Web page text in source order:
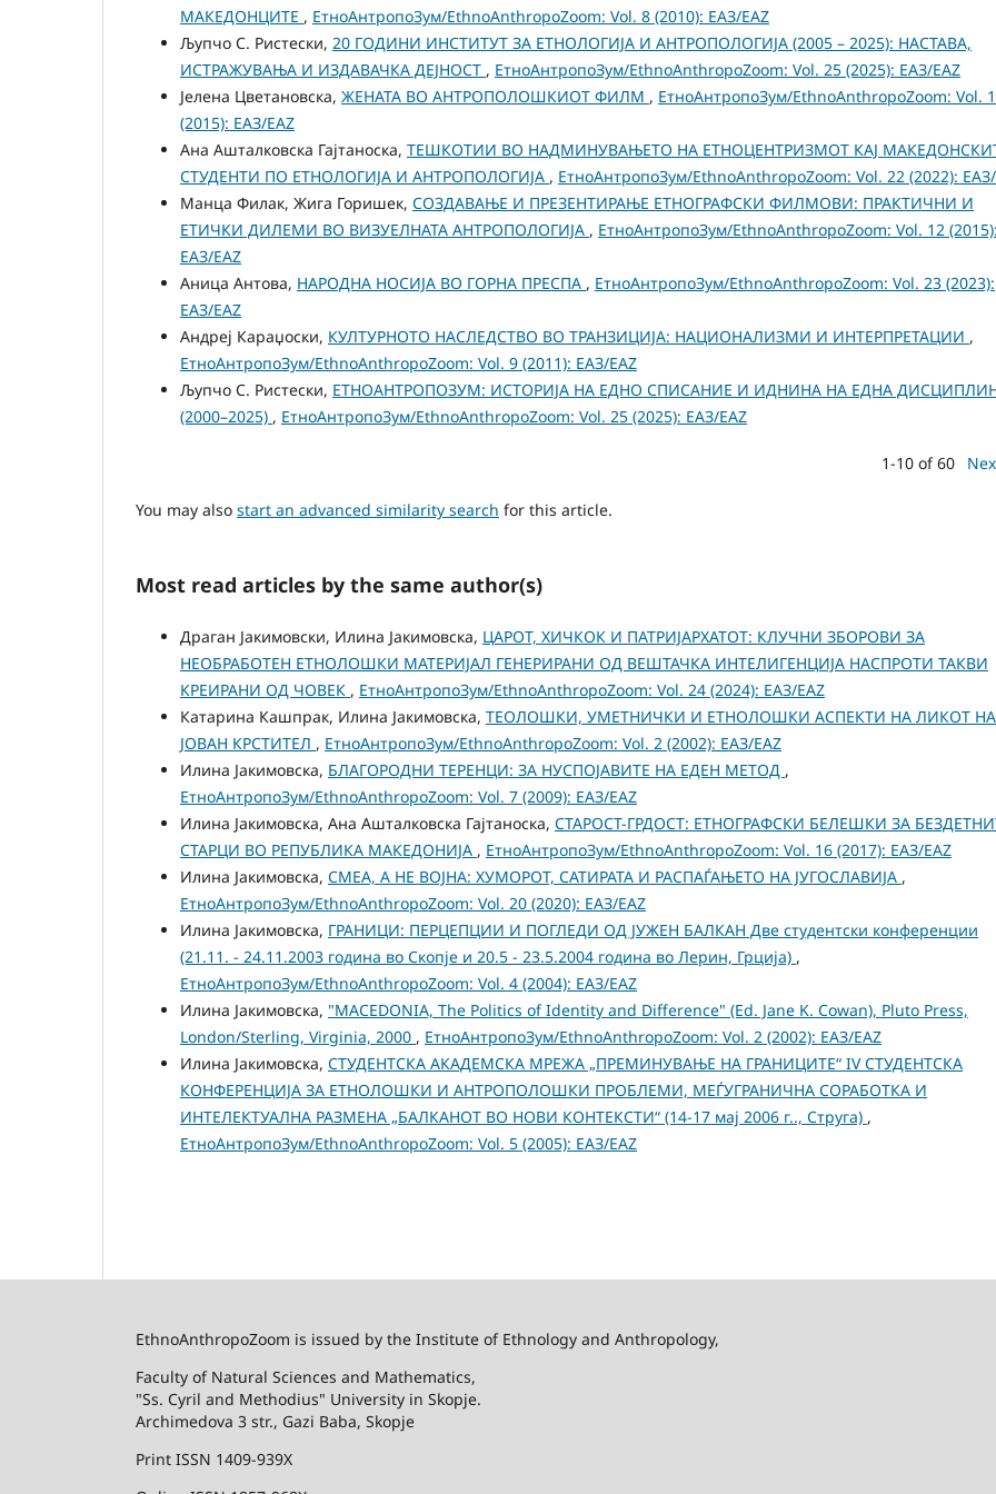
МАКЕДОНЦИТЕ , ЕтноАнтропоЗум/EthnoAnthropoZoom: Vol. 8 (2010): ЕАЗ/EAZ
Љупчо С. Ристески, 20 ГОДИНИ ИНСТИТУТ ЗА ЕТНОЛОГИЈА И АНТРОПОЛОГИЈА (2005 – 2025): НАСТАВA,
ИСТРАЖУВАЊА И ИЗДАВАЧКА ДЕЈНОСТ , ЕтноАнтропоЗум/EthnoAnthropoZoom: Vol. 25 (2025): ЕАЗ/EAZ
Јелена Цветановска, ЖЕНАТА ВО АНТРОПОЛОШКИОТ ФИЛМ , ЕтноАнтропоЗум/EthnoAnthropoZoom: Vol.
(2015): ЕАЗ/EAZ
Ана Ашталковска Гајтаноска, ТЕШКОТИИ ВО НАДМИНУВАЊЕТО НА ЕТНОЦЕНТРИЗМОТ КАЈ
СТУДЕНТИ ПО ЕТНОЛОГИЈА И АНТРОПОЛОГИЈА , ЕтноАнтропоЗум/EthnoAnthropoZoom: Vol. 22 (2022):
Манца Филак, Жига Горишек, СОЗДАВАЊЕ И ПРЕЗЕНТИРАЊЕ ЕТНОГРАФСКИ ФИЛМОВИ: ПРАКТИЧНИ И
ЕТИЧКИ ДИЛЕМИ ВО ВИЗУЕЛНАТА АНТРОПОЛОГИЈА , ЕтноАнтропоЗум/EthnoAnthropoZoom: Vol. 12 (2015):
ЕАЗ/EAZ
Аница Антова, НАРОДНА НОСИЈА ВО ГОРНА ПРЕСПА , ЕтноАнтропоЗум/EthnoAnthropoZoom: Vol. 23 (2023):
ЕАЗ/EAZ
Андреј Караџоски, КУЛТУРНОТО НАСЛЕДСТВО ВО ТРАНЗИЦИЈА: НАЦИОНАЛИЗМИ И ИНТЕРПРЕТАЦИИ ,
ЕтноАнтропоЗум/EthnoAnthropoZoom: Vol. 9 (2011): ЕАЗ/EAZ
Љупчо С. Ристески, ЕТНОАНТРОПОЗУМ: ИСТОРИЈА НА ЕДНО СПИСАНИЕ И ИДНИНА НА ЕДНА
(2000–2025) , ЕтноАнтропоЗум/EthnoAnthropoZoom: Vol. 25 (2025): ЕАЗ/EAZ
1-10 of 60
You may also start an advanced similarity search for this article.
Most read articles by the same author(s)
Драган Јакимовски, Илина Јакимовска, ЦАРОТ, ХИЧКОК И ПАТРИЈАРХАТОТ: КЛУЧНИ ЗБОРОВИ ЗА
НЕОБРАБОТЕН ЕТНОЛОШКИ МАТЕРИЈАЛ ГЕНЕРИРАНИ ОД ВЕШТАЧКА ИНТЕЛИГЕНЦИЈА НАСПРОТИ ТАКВИ
КРЕИРАНИ ОД ЧОВЕК , ЕтноАнтропоЗум/EthnoAnthropoZoom: Vol. 24 (2024): ЕАЗ/EAZ
Катарина Кашпрак, Илина Јакимовска, ТЕОЛОШКИ, УМЕТНИЧКИ И ЕТНОЛОШКИ АСПЕКТИ НА ЛИКОТ НА
ЈОВАН КРСТИТЕЛ , ЕтноАнтропоЗум/EthnoAnthropoZoom: Vol. 2 (2002): ЕАЗ/EAZ
Илина Јакимовска, БЛАГОРОДНИ ТЕРЕНЦИ: ЗА НУСПОЈАВИТЕ НА ЕДЕН МЕТОД ,
ЕтноАнтропоЗум/EthnoAnthropoZoom: Vol. 7 (2009): ЕАЗ/EAZ
Илина Јакимовска, Ана Ашталковска Гаjтаноска, СТАРОСТ-ГРДОСТ: ЕТНОГРАФСКИ БЕЛЕШКИ ЗА
СТАРЦИ ВО РЕПУБЛИКА МАКЕДОНИЈА , ЕтноАнтропоЗум/EthnoAnthropoZoom: Vol. 16 (2017): ЕАЗ/EAZ
Илина Јакимовска, СМЕА, А НЕ ВОЈНА: ХУМОРОТ, САТИРАТА И РАСПАЃАЊЕТО НА ЈУГОСЛАВИЈА ,
ЕтноАнтропоЗум/EthnoAnthropoZoom: Vol. 20 (2020): ЕАЗ/EAZ
Илина Јакимовска, ГРАНИЦИ: ПЕРЦЕПЦИИ И ПОГЛЕДИ ОД ЈУЖЕН БАЛКАН Две студентски конференции
(21.11. - 24.11.2003 година во Скопје и 20.5 - 23.5.2004 година во Лерин, Грција) ,
ЕтноАнтропоЗум/EthnoAnthropoZoom: Vol. 4 (2004): ЕАЗ/EAZ
Илина Јакимовска, "MACEDONIA, The Politics of Identity and Difference" (Ed. Jane K. Cowan), Pluto Press,
London/Sterling, Virginia, 2000 , ЕтноАнтропоЗум/EthnoAnthropoZoom: Vol. 2 (2002): ЕАЗ/EAZ
Илина Јакимовска, СТУДЕНТСКА АКАДЕМСКА МРЕЖА „ПРЕМИНУВАЊЕ НА ГРАНИЦИТЕ“ IV СТУДЕНТСКА
КОНФЕРЕНЦИЈА ЗА ЕТНОЛОШКИ И АНТРОПОЛОШКИ ПРОБЛЕМИ, МЕЃУГРАНИЧНА СОРАБОТКА И
ИНТЕЛЕКТУАЛНА РАЗМЕНА „БАЛКАНОТ ВО НОВИ КОНТЕКСТИ“ (14-17 мај 2006 г.., Струга) ,
ЕтноАнтропоЗум/EthnoAnthropoZoom: Vol. 5 (2005): ЕАЗ/EAZ
EthnoAnthropoZoom is issued by the Institute of Ethnology and Anthropology,
Faculty of Natural Sciences and Mathematics,
"Ss. Cyril and Methodius" University in Skopje.
Archimedova 3 str., Gazi Baba, Skopje
Print ISSN 1409-939X